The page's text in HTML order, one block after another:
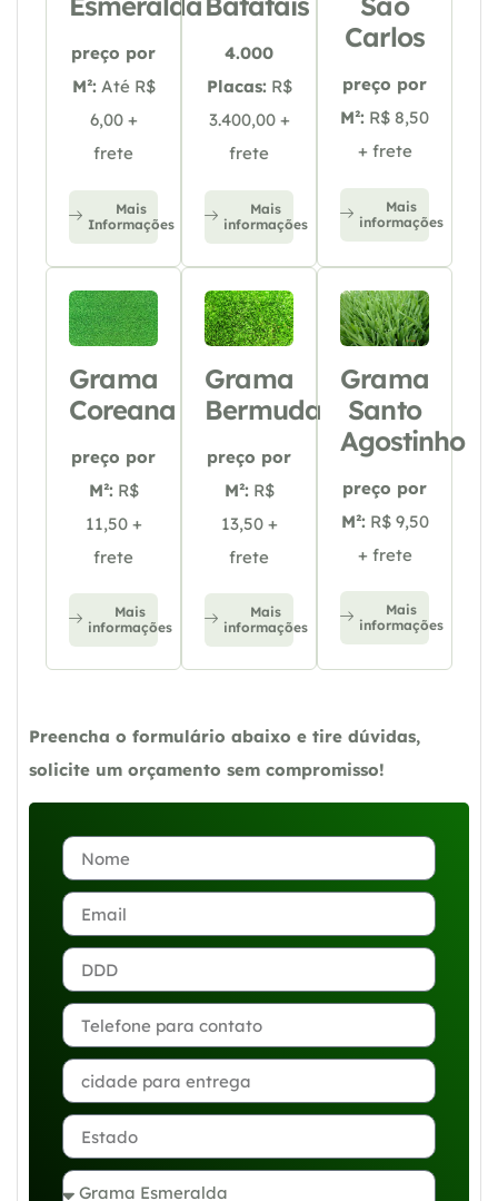
preço por
M²: Até R$
6,00 +
frete
Mais
Informações
4.000
Placas: R$
3.400,00 +
frete
Mais
informações
Carlos
preço por
M²: R$ 8,50
+ frete
Mais
informações
Grama
Coreana
preço por
M²: R$
11,50 +
frete
Mais
informações
Grama
Bermuda
preço por
M²: R$
13,50 +
frete
Mais
informações
Grama
Santo
Agostinho
preço por
M²: R$ 9,50
+ frete
Mais
informações
Preencha o formulário abaixo e tire dúvidas,
solicite um orçamento sem compromisso!